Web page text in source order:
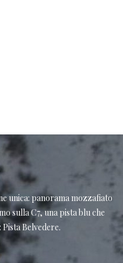
unica: panorama mozzafiato
sulla C7, una pista blu che
Belvedere.